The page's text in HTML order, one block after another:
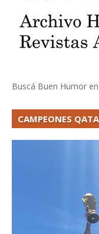
Buscá Buen Humor
CAMPEONES